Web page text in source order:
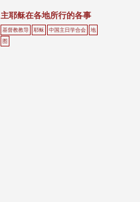
主耶稣在各地所行的各事
基督教教导 耶稣 中国主日学合会
地
图